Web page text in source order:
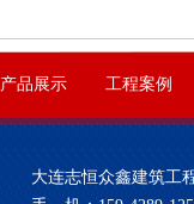
产品展示 工程案例
大连志恒众鑫建筑